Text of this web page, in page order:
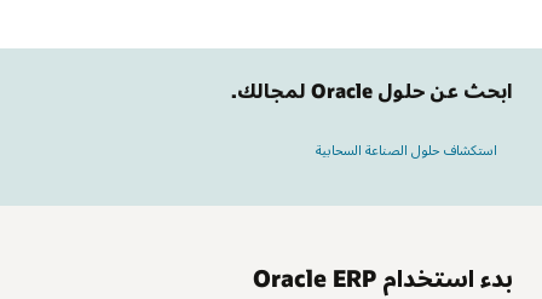
ابحث عن حلول Oracle لمجالك.
استكشاف حلول الصناعة السحابية
بدء استخدام Oracle ERP